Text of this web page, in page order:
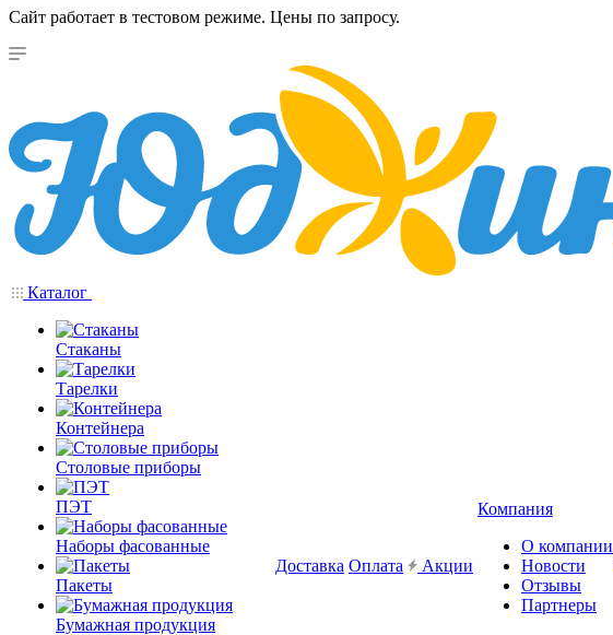
Сайт работает в тестовом режиме. Цены по запросу.
Каталог
Стаканы
Тарелки
Контейнера
Столовые приборы
ПЭТ
Наборы фасованные
Пакеты
Бумажная продукция
Доставка Оплата Акции
Компания
О компании
Новости
Отзывы
Партнеры